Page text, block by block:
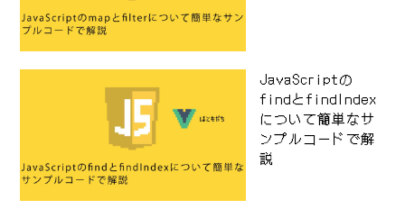
JavaScriptの
findとfindIndex
について簡単なサ
ンプルコードで解
説